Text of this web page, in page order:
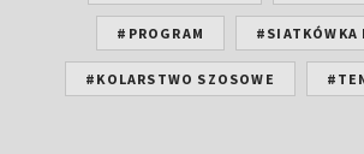
#PROGRAM #SIATKÓWKA
#KOLARSTWO SZOSOWE